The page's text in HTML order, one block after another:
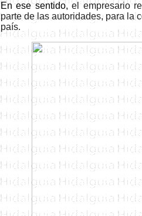
En ese sentido,el empresario
parte de las autoridades, para la
país.